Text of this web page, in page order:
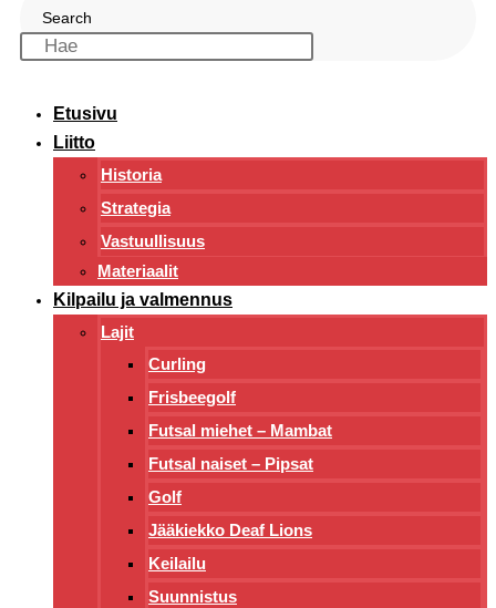
Search
Etusivu
Liitto
Historia
Strategia
Vastuullisuus
Materiaalit
Kilpailu ja valmennus
Lajit
Curling
Frisbeegolf
Futsal miehet – Mambat
Futsal naiset – Pipsat
Golf
Jääkiekko Deaf Lions
Keilailu
Suunnistus